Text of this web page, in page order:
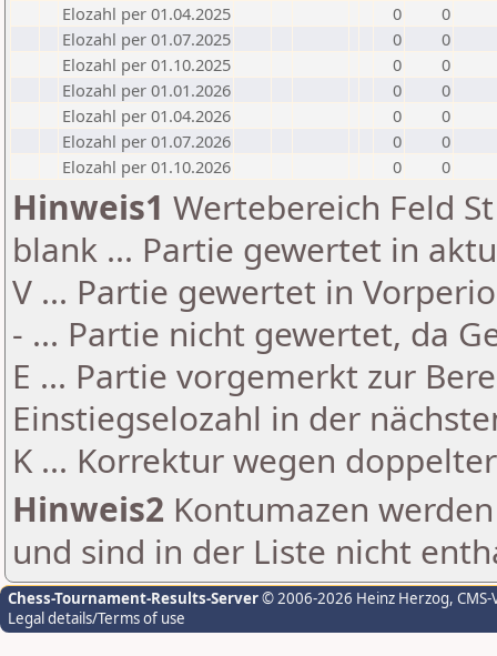
Elozahl per 01.04.2025
0
0
Elozahl per 01.07.2025
0
0
Elozahl per 01.10.2025
0
0
Elozahl per 01.01.2026
0
0
Elozahl per 01.04.2026
0
0
Elozahl per 01.07.2026
0
0
Elozahl per 01.10.2026
0 0
Hinweis1 Wertebereich Feld
blank ... Partie gewertet in
V ... Partie gewertet in
- ... Partie nicht gewertet, da
E ... Partie vorgemerkt zur
Einstiegselozahl in der
K ... Korrektur wegen
Hinweis2 Kontumazen
und sind in der Liste nicht
Chess-Tournament-Results-Server© 2006-2026 Heinz Herzog,
Legal details/Terms of use